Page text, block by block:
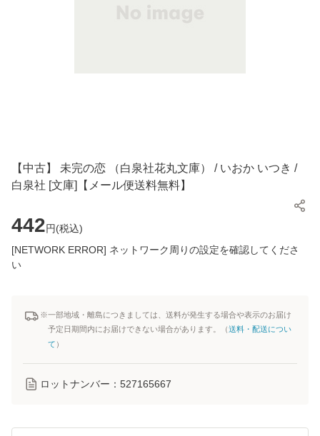
【中古】 未完の恋 （白泉社花丸文庫） / いおか いつき /
白泉社 [文庫]【メール便送料無料】
442円(税込)
[NETWORK ERROR] ネットワーク周りの設定を確認してくださ
い
※一部地域・離島につきましては、送料が発生する場合や表示のお届け
予定日期間内にお届けできない場合があります。（送料・配送につい
て ）
ロットナンバー： 527165667